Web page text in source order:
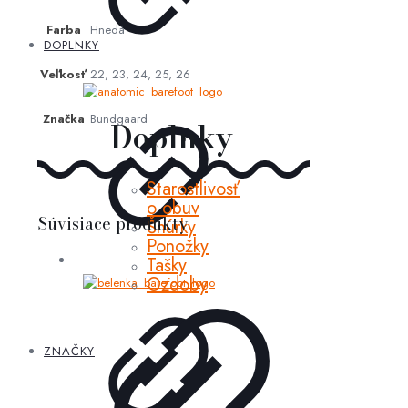
DOPLNKY
Doplnky
Starostlivosť
o obuv
Šnúrky
Ponožky
Tašky
Ozdoby
ZNAČKY
Farba Hnedá
Veľkosť 22, 23, 24, 25, 26
Značka Bundgaard
Súvisiace produkty